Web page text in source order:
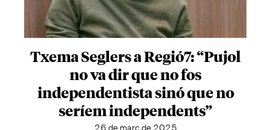
Txema Seglers a Regió7: “Pujol
no va dir que no fos
independentista sinó que no
seríem independents”
26 de març de 2025